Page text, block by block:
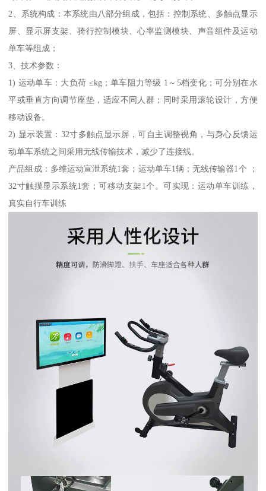
2、系统构成：本系统由八部分组成，包括：控制系统、多触点显示
屏、显示屏支架、骑行控制模块、心率监测模块、声音组件及运动
单车等组成；
3、技术参数：
1) 运动单车：大负荷 ≤kg；单车阻力等级 1～5档变化；可分别在水
平或垂直方向调节座垫，适应不同人群；同时采用滚轮设计，方便
移动设备。
2) 显示装置：32寸多触点显示屏，可自主调整视角，与身心反馈运
动单车系统之间采用无线传输技术，减少了连接线。
产品组成：多维运动宣泄系统1套；运动单车1辆；无线传输器1个 ；
32寸触摸显示系统1套；可移动支架1个。可实现：运动单车训练，
真实自行车训练